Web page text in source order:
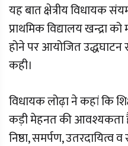
यह बात क्षेत्रीय विधायक
प्राथमिक विद्यालय खन्द्रा
होने पर आयोजित
कही।
विधायक लोढ़ा ने कहां कि
कड़ी मेहनत की आवश्यकता
निष्ठा, समर्पण,